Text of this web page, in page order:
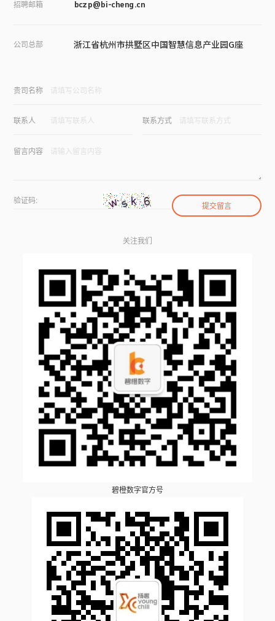
招聘邮箱 bczp@bi-cheng.cn
公司总部 浙江省杭州市拱墅区中国智慧信息产业园G座
贵司名称
联系人 联系方式
留言内容
验证码:
关注我们
碧橙数字官方号